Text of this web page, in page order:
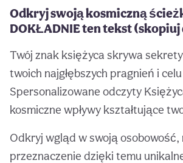
Odkryj swoją kosmiczną
DOKŁADNIE ten tekst (skopiuj
Twój znak księżyca skrywa
twoich najgłębszych pragnień i
Spersonalizowane odczyty
kosmiczne wpływy kształtujące
Odkryj wgląd w swoją osobowość,
przeznaczenie dzięki temu